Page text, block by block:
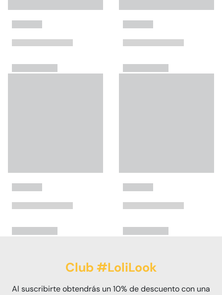
Club #LoliLook
Al suscribirte obtendrás un 10% de descuento con una